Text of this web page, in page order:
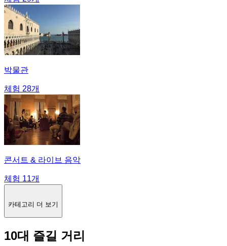
박물관
체험 28개
콘서트 & 라이브 음악
체험 11개
카테고리 더 보기
10대 즐길 거리